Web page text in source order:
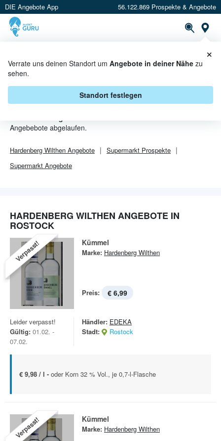
DIE Angebote App 56.122.869 Prospekte & Angebote
Verrate uns deinen Standort um Angebote in deiner Nähe zu
sehen.
Standort festlegen
×
HARDENBERG WILTHEN
ANGEBOTE IN ROSTOCK
Angebebote abgelaufen.
Hardenberg Wilthen Angebote Supermarkt Prospekte
Supermarkt Angebote
HARDENBERG WILTHEN ANGEBOTE IN
ROSTOCK
Verpasst! Kümmel
Marke: Hardenberg Wilthen
Preis: € 6,99
Leider verpasst!
Gültig: 01.02. -
07.02.
Händler: EDEKA
Stadt:
Rostock
€ 9,98 / l - oder Korn 32 % Vol., je 0,7-l-Flasche
Verpasst! Kümmel
Marke: Hardenberg Wilthen